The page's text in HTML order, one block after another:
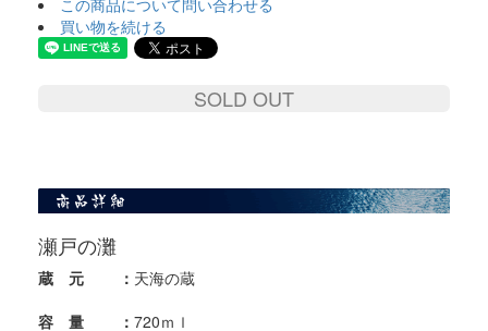
この商品について問い合わせる
買い物を続ける
SOLD OUT
瀬戸の灘
蔵 元 ： 天海の蔵
容 量 ： 720ｍｌ